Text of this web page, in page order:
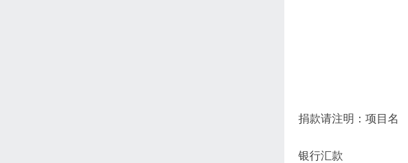
捐款请注明：项目名
银行汇款